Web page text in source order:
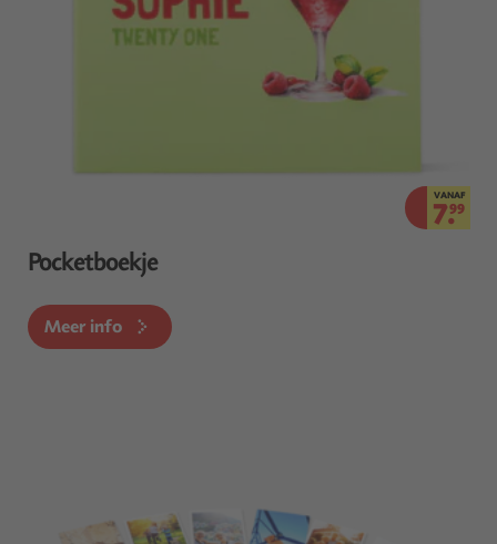
VANAF
7.99
Pocketboekje
Meer info